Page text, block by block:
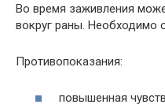
Во время заживления
вокруг раны. Необходимо
Противопоказания:
повышенная